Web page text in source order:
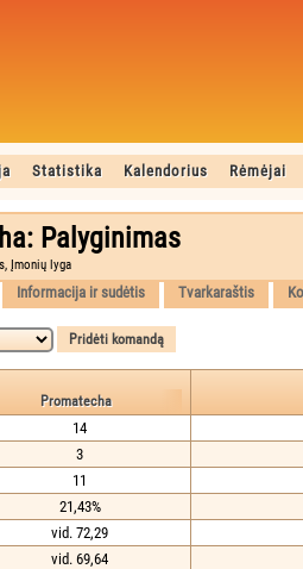
Statistika Kalendorius Rėmėjai
Palyginimas
Įmonių lyga
Informacija ir sudėtis Tvarkaraštis
Promatecha
14
3
11
21,43%
vid. 72,29
vid. 69,64